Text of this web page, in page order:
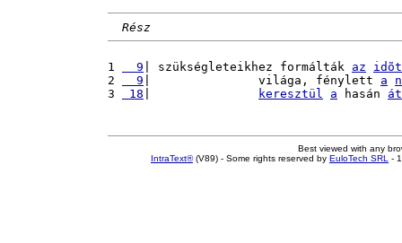
Rész
1
  9
| szükségleteikhez formálták az
idõt
2
  9
|               világa, fénylett a
3
18 keresztül a hasán át
Best viewed with any
IntraText®(V89) - Some rights reserved by EuloTech SRL -